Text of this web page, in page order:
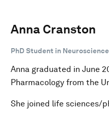
Anna Cranston
PhD Student in
Anna graduated in June
Pharmacology from the
She joined life sciences/